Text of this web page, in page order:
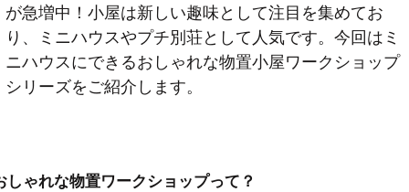
が急増中！小屋は新しい趣味として注目を集めてお
り、ミニハウスやプチ別荘として人気です。今回はミ
ニハウスにできるおしゃれな物置小屋ワークショップ
シリーズをご紹介します。
しゃれな物置ワークショップって？